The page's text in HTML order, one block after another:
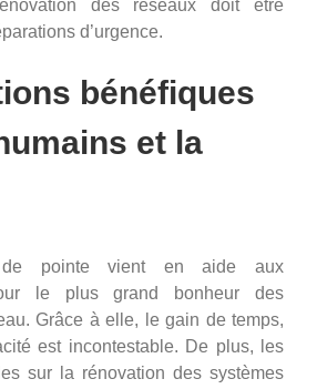
des réseaux doit être
d’urgence.
bénéfiques
et la
de pointe vient en aide aux
le plus grand bonheur des
Grâce à elle, le gain de temps,
est incontestable. De plus, les
sur la rénovation des systèmes